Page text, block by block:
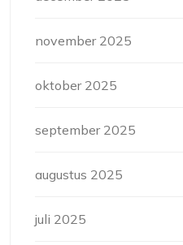
november 2025
oktober 2025
september 2025
augustus 2025
juli 2025